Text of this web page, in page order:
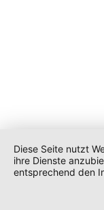
Diese Seite nutzt
ihre Dienste
entsprechend den